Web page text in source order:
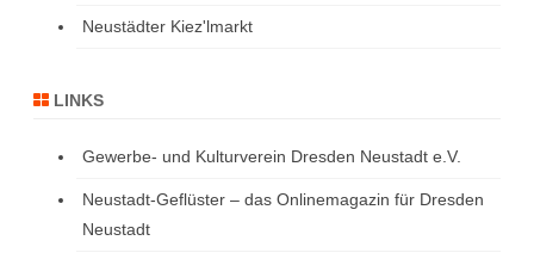
Neustädter Kiez'lmarkt
LINKS
Gewerbe- und Kulturverein Dresden Neustadt e.V.
Neustadt-Geflüster – das Onlinemagazin für Dresden
Neustadt